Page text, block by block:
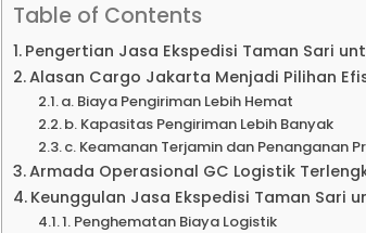
Table of Contents
Pengertian Jasa Ekspedisi Taman Sari
Alasan Cargo Jakarta Menjadi Pilihan
a. Biaya Pengiriman Lebih Hemat
b. Kapasitas Pengiriman Lebih Banyak
c. Keamanan Terjamin dan Penanganan
Armada Operasional GC Logistik
Keunggulan Jasa Ekspedisi Taman Sari
1. Penghematan Biaya Logistik